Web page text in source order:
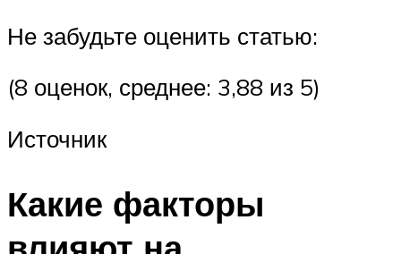
Не забудьте оценить статью:
(8 оценок, среднее: 3,88 из 5)
Источник
Какие факторы